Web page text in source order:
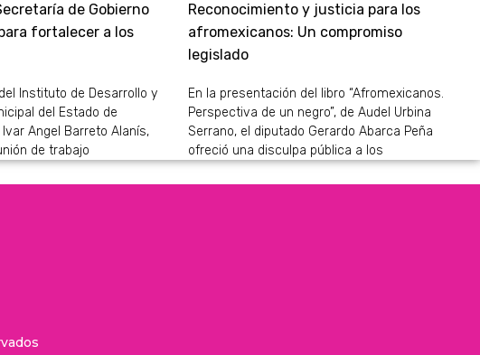
de Gobierno
fortalecer a los
Instituto de Desarrollo y
del Estado de
Ivar Angel Barreto Alanís,
de trabajo
Reconocimiento y justicia para los
afromexicanos: Un compromiso
legislado
En la presentación del libro “Afromexicanos.
Perspectiva de un negro”, de Audel Urbina
Serrano, el diputado Gerardo Abarca Peña
ofreció una disculpa pública a los